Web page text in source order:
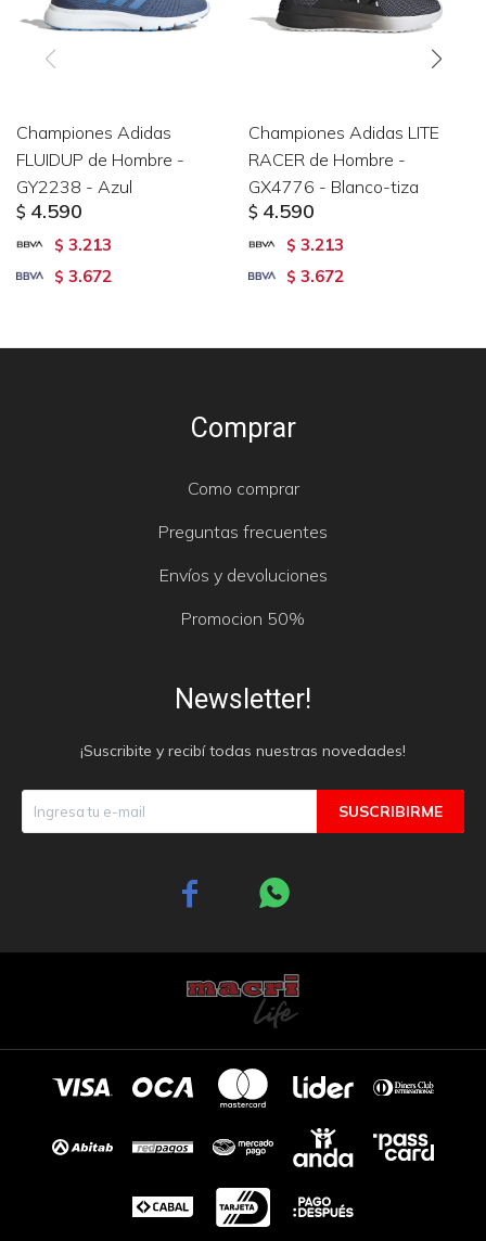
Championes Adidas
FLUIDUP de Hombre -
GY2238 - Azul
$ 4.590
$ 3.213
$ 3.672
Championes Adidas LITE
RACER de Hombre -
GX4776 - Blanco-tiza
$ 4.590
$ 3.213
$ 3.672
Comprar
Como comprar
Preguntas frecuentes
Envíos y devoluciones
Promocion 50%
Newsletter!
¡Suscribite y recibí todas nuestras novedades!
SUSCRIBIRME
 